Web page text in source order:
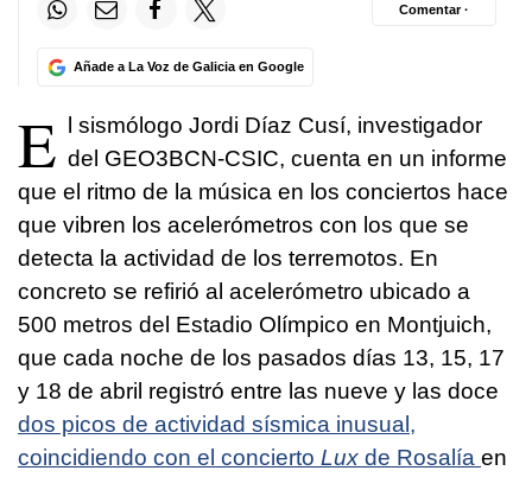
Añade a La Voz de Galicia en Google
Comentar ·
E
l sismólogo Jordi Díaz Cusí, investigador
del GEO3BCN-CSIC, cuenta en un informe
que el ritmo de la música en los conciertos hace
que vibren los acelerómetros con los que se
detecta la actividad de los terremotos. En
concreto se refirió al acelerómetro ubicado a
500 metros del Estadio Olímpico en Montjuich,
que cada noche de los pasados días 13, 15, 17
y 18 de abril registró entre las nueve y las doce
dos picos de actividad sísmica inusual,
coincidiendo con el concierto Lux de Rosalía en